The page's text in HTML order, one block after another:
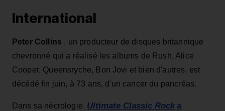
International
Peter Collins , un producteur de disques britannique
chevronné qui a réalisé les albums de Rush, Alice
Cooper, Queensryche, Bon Jovi et bien d'autres, est
décédé fin juin, à 73 ans, d'un cancer du pancréas.
Dans sa nécrologie, Ultimate Classic Rock a